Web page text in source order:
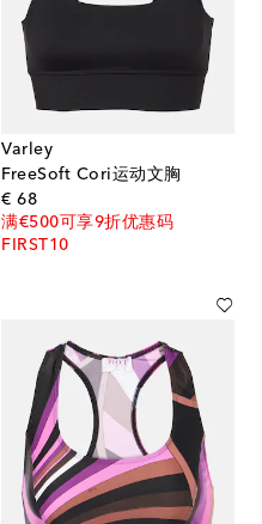
Varley
FreeSoft Cori运动文胸
€ 68original price
满€500可享9折优惠码
FIRST10